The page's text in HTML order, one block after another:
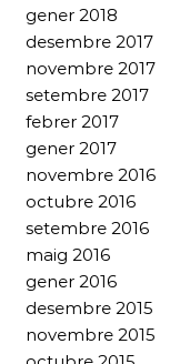
gener 2018
desembre 2017
novembre 2017
setembre 2017
febrer 2017
gener 2017
novembre 2016
octubre 2016
setembre 2016
maig 2016
gener 2016
desembre 2015
novembre 2015